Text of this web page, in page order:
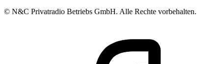
© N&C Privatradio Betriebs GmbH. Alle Rechte vorbehalten.